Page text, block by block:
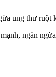
ung thư ruột
ngăn